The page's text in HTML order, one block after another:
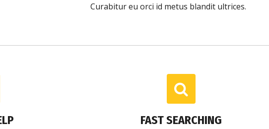
Curabitur eu orci id metus blandit ultrices.
FAST SEARCHING